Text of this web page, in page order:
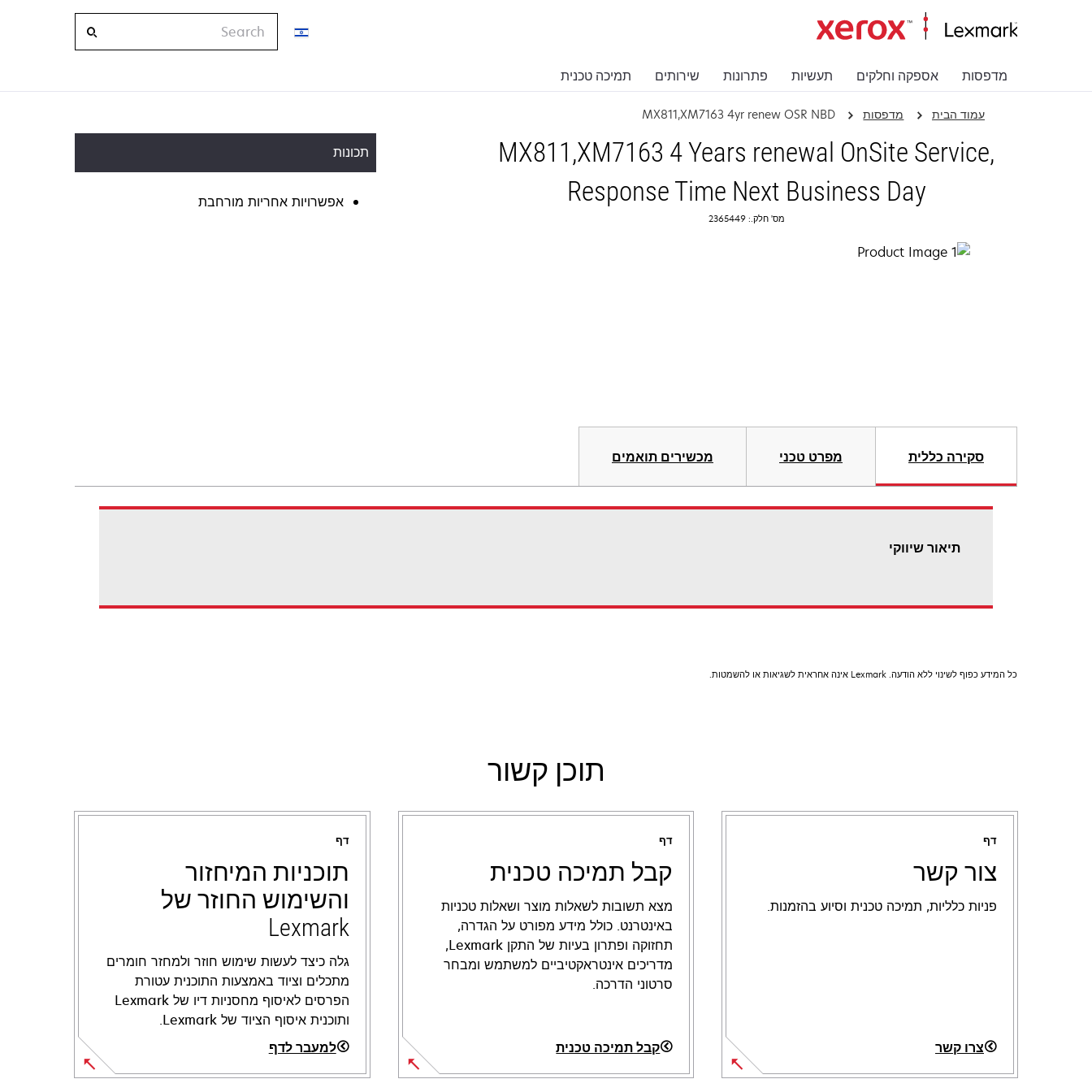
מדפסות אספקה וחלקים תעשיות פתרונות שירותים תמיכה טכנית
Search
עמוד הבית מדפסות MX811,XM7163 4yr renew OSR NBD
MX811,XM7163 4 Years renewal OnSite Service,
Response Time Next Business Day
מס' חלק.: 2365449
תכונות
אפשרויות אחריות מורחבת
סקירה כללית מפרט טכני מכשירים תואמים
תיאור שיווקי
כל המידע כפוף לשינוי ללא הודעה. Lexmark אינה אחראית לשגיאות או להשמטות.
תוכן קשור
דף
צור קשר
פניות כלליות, תמיכה טכנית וסיוע בהזמנות.
צרו קשר
דף
קבל תמיכה טכנית
מצא תשובות לשאלות מוצר ושאלות טכניות
באינטרנט. כולל מידע מפורט על הגדרה,
תחזוקה ופתרון בעיות של התקן Lexmark,
מדריכים אינטראקטיביים למשתמש ומבחר
סרטוני הדרכה.
קבל תמיכה טכנית
opens
דף
תוכניות המיחזור
והשימוש החוזר של
Lexmark
גלה כיצד לעשות שימוש חוזר ולמחזר חומרים
מתכלים וציוד באמצעות התוכנית עטורת
הפרסים לאיסוף מחסניות דיו של Lexmark
ותוכנית איסוף הציוד של Lexmark.
למעבר לדף